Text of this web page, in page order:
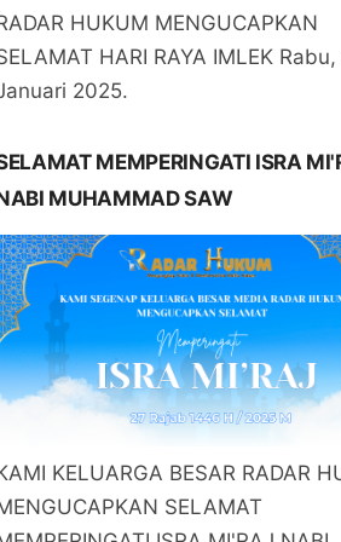
HUKUM MENGUCAPKAN
HARI RAYA IMLEK
2025.
MEMPERINGATI ISRA
MUHAMMAD SAW
KELUARGA BESAR RADAR
SELAMAT